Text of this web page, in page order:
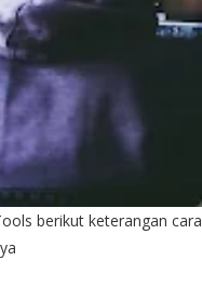
berikut keterangan cara